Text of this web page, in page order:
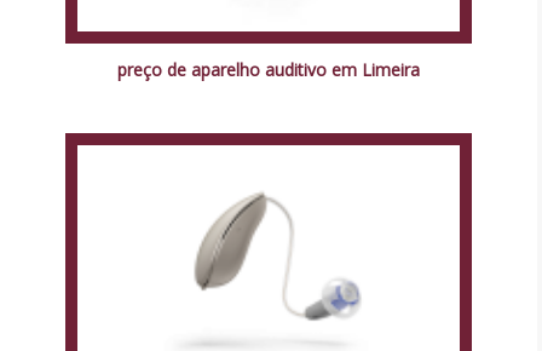
preço de aparelho auditivo em Limeira